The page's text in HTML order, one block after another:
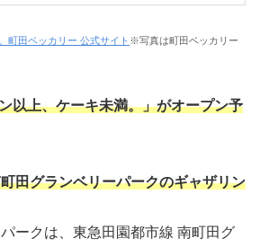
町田ベッカリー 公式サイト ※写真は町田ベッカリー
以上、ケーキ未満。」がオープン予
田グランベリーパークのギャザリン
ークは、東急田園都市線 南町田グ